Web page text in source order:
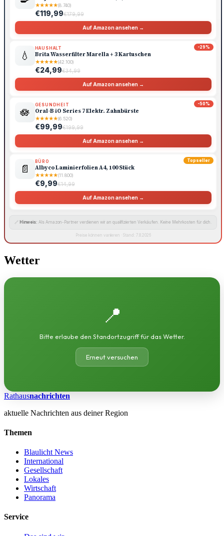
★★★★★(8.740)
€119,99€179,99
Auf Amazon ansehen →
-29%
💧
HAUSHALT
Brita Wasserfilter Marella + 3 Kartuschen
★★★★★(42.100)
€24,99€34,99
Auf Amazon ansehen →
-50%
🪷
GESUNDHEIT
Oral-B iO Series 7 Elektr. Zahnbürste
★★★★★(6.520)
€99,99€199,99
Auf Amazon ansehen →
Topseller
📄
BÜRO
Albyco Laminierfolien A4, 100 Stück
★★★★★(11.800)
€9,99€14,99
Auf Amazon ansehen →
🔗 Hinweis: Als Amazon-Partner verdienen wir an qualifizierten Verkäufen. Keine Mehrkosten für dich.
Preise können variieren · Stand: 7.8.2026
Wetter
📍
Bitte erlaube den Standortzugriff für das Wetter.
Erneut versuchen
Rathausnachrichten
aktuelle Nachrichten aus deiner Region
Themen
Blaulicht News
International
Gesellschaft
Lokales
Wirtschaft
Panorama
Service